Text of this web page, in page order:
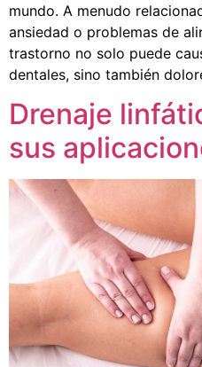
mundo. A menudo
ansiedad o problemas de
trastorno no solo puede
dentales, sino también
Drenaje
sus